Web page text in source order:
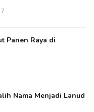
Panen Raya di
Nama Menjadi Lanud